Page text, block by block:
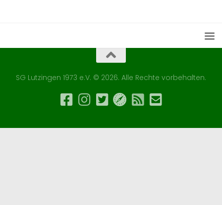
SG Lutzingen 1973 e.V. © 2026. Alle Rechte vorbehalten.